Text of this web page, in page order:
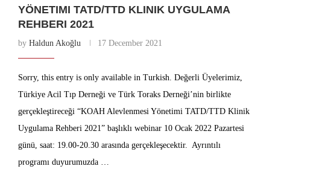
YÖNETIMI TATD/TTD KLINIK UYGULAMA
REHBERI 2021
by Haldun Akoğlu 17 December 2021
Sorry, this entry is only available in Turkish. Değerli Üyelerimiz,
Türkiye Acil Tıp Derneği ve Türk Toraks Derneği’nin birlikte
gerçekleştireceği “KOAH Alevlenmesi Yönetimi TATD/TTD Klinik
Uygulama Rehberi 2021” başlıklı webinar 10 Ocak 2022 Pazartesi
günü, saat: 19.00-20.30 arasında gerçekleşecektir. Ayrıntılı
programı duyurumuzda …